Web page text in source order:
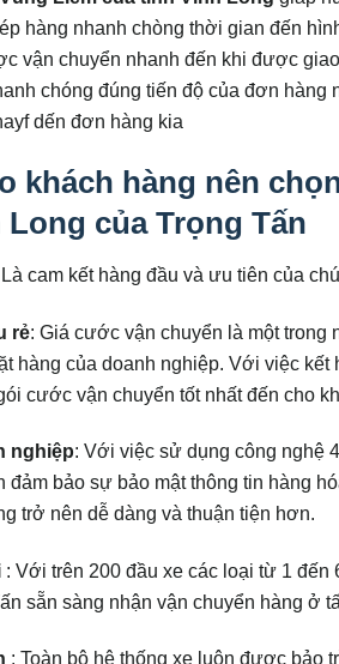
hàng nhanh chòng thời gian đến
vận chuyển nhanh đến khi được
chóng đúng tiến độ của đơn
dến đơn hàng kia
khách hàng nên
Long của Trọng Tấn
Là cam kết hàng đầu và ưu tiên của
rẻ: Giá cước vận chuyển là một trong
hàng của doanh nghiệp. Với việc
cước vận chuyển tốt nhất đến cho
nghiệp: Với việc sử dụng công nghệ
đảm bảo sự bảo mật thông tin hàng
trở nên dễ dàng và thuận tiện hơn.
: Với trên 200 đầu xe các loại từ 1
sẵn sàng nhận vận chuyển hàng ở
: Toàn bộ hệ thống xe luôn được bảo